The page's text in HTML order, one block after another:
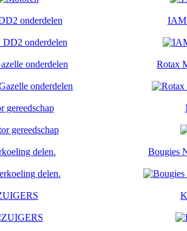
onderdelen
onderdelen Rotax
gereedschap
delen. Bougies